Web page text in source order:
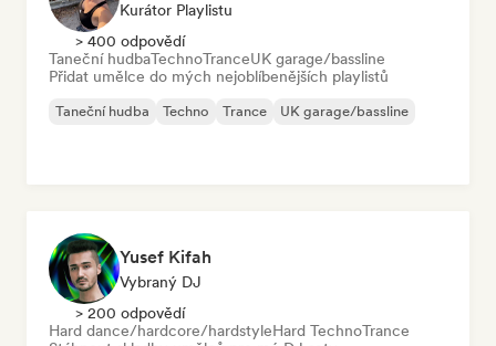
Kurátor Playlistu
> 400 odpovědí
Taneční hudbaTechnoTranceUK garage/bassline
Přidat umělce do mých nejoblíbenějších playlistů
Taneční hudba Techno Trance UK garage/bassline
Yusef Kifah
Vybraný DJ
> 200 odpovědí
Hard dance/hardcore/hardstyleHard TechnoTrance